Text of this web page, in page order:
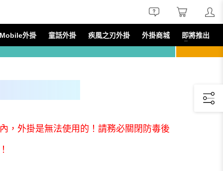
外掛 童話外掛 疾風之刃外掛 外掛商城 即將推出
，外掛是無法使用的！請務必關閉防毒後